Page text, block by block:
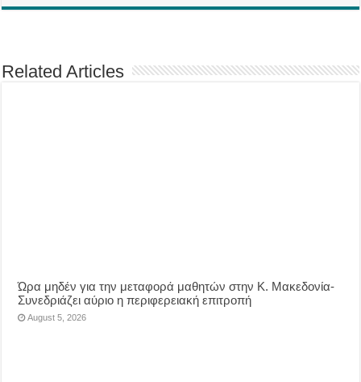
Related Articles
Ώρα μηδέν για την μεταφορά μαθητών στην Κ. Μακεδονία-
Συνεδριάζει αύριο η περιφερειακή επιτροπή
August 5, 2026